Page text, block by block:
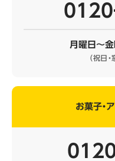
月曜日～
（祝日
お菓子・